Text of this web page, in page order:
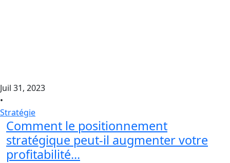
Juil 31, 2023
•
Stratégie
Comment le positionnement
stratégique peut-il augmenter votre
profitabilité...